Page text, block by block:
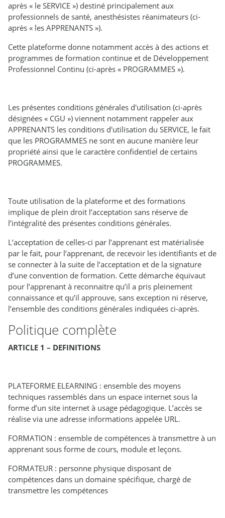
après « le SERVICE ») destiné principalement aux
professionnels de santé, anesthésistes réanimateurs (ci-
après « les APPRENANTS »).
Cette plateforme donne notamment accès à des actions et
programmes de formation continue et de Développement
Professionnel Continu (ci-après « PROGRAMMES »).
Les présentes conditions générales d'utilisation (ci-après
désignées « CGU ») viennent notamment rappeler aux
APPRENANTS les conditions d'utilisation du SERVICE, le fait
que les PROGRAMMES ne sont en aucune manière leur
propriété ainsi que le caractère confidentiel de certains
PROGRAMMES.
Toute utilisation de la plateforme et des formations
implique de plein droit l’acceptation sans réserve de
l’intégralité des présentes conditions générales.
L’acceptation de celles-ci par l’apprenant est matérialisée
par le fait, pour l’apprenant, de recevoir les identifiants et de
se connecter à la suite de l’acceptation et de la signature
d’une convention de formation. Cette démarche équivaut
pour l’apprenant à reconnaitre qu’il a pris pleinement
connaissance et qu’il approuve, sans exception ni réserve,
l’ensemble des conditions générales indiquées ci-après.
Politique complète
ARTICLE 1 – DEFINITIONS
PLATEFORME ELEARNING : ensemble des moyens
techniques rassemblés dans un espace internet sous la
forme d’un site internet à usage pédagogique. L’accès se
réalise via une adresse informations appelée URL.
FORMATION : ensemble de compétences à transmettre à un
apprenant sous forme de cours, module et leçons.
FORMATEUR : personne physique disposant de
compétences dans un domaine spécifique, chargé de
transmettre les compétences